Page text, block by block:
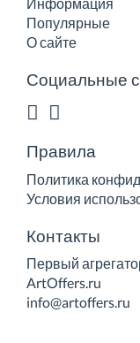
Популярные
О сайте
Социальные
Правила
Политика
Условия
Контакты
Первый
ArtOffers.ru
info@artoffers.ru